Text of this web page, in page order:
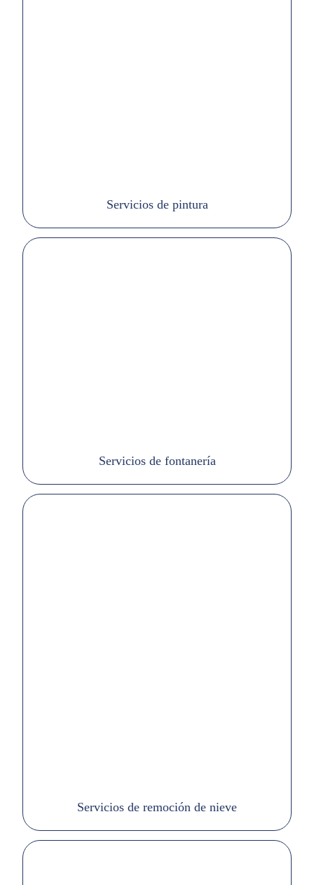
Servicios de pintura
Servicios de fontanería
Servicios de remoción de nieve